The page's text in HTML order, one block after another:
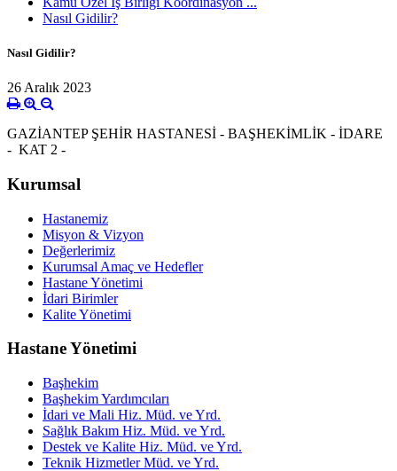
Nasıl Gidilir?
Nasıl Gidilir?
26 Aralık 2023
GAZİANTEP ŞEHİR HASTANESİ - BAŞHEKİMLİK - İDARE
- KAT 2 -
Kurumsal
Hastanemiz
Misyon & Vizyon
Değerlerimiz
Kurumsal Amaç ve Hedefler
Hastane Yönetimi
İdari Birimler
Kalite Yönetimi
Hastane Yönetimi
Başhekim
Başhekim Yardımcıları
İdari ve Mali Hiz. Müd. ve Yrd.
Sağlık Bakım Hiz. Müd. ve Yrd.
Destek ve Kalite Hiz. Müd. ve Yrd.
Teknik Hizmetler Müd. ve Yrd.